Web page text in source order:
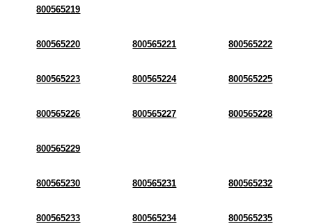
800565219
800565220 800565221 800565222
800565223 800565224 800565225
800565226 800565227 800565228
800565229
800565230 800565231 800565232
800565233 800565234 800565235